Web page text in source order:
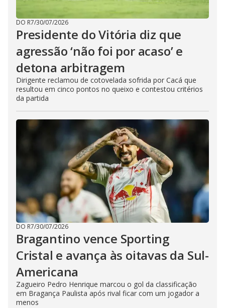
DO R7/30/07/2026
Presidente do Vitória diz que
agressão ‘não foi por acaso’ e
detona arbitragem
Dirigente reclamou de cotovelada sofrida por Cacá que
resultou em cinco pontos no queixo e contestou critérios
da partida
DO R7/30/07/2026
Bragantino vence Sporting
Cristal e avança às oitavas da Sul-
Americana
Zagueiro Pedro Henrique marcou o gol da classificação
em Bragança Paulista após rival ficar com um jogador a
menos